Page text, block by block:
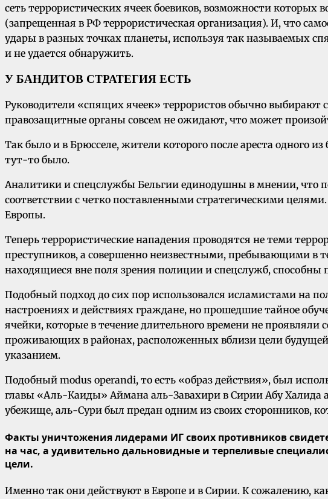
сеть террористических ячеек боевиков, возможности
(запрещенная в РФ террористическая организация). И, что
удары в разных точках планеты, используя так называемых
и не удается обнаружить.
У БАНДИТОВ СТРАТЕГИЯ ЕСТЬ
Руководители «спящих ячеек» террористов обычно выбирают
правозащитные органы совсем не ожидают, что может
Так было и в Брюсселе, жители которого после ареста одного
тут-то было.
Аналитики и спецслужбы Бельгии единодушны в мнении, что
соответствии с четко поставленными стратегическими
Европы.
Теперь террористические нападения проводятся не теми
преступников, а совершенно неизвестными, пребывающими в
находящиеся вне поля зрения полиции и спецслужб,
Подобный подход до сих пор использовался исламистами на
настроениях и действиях граждане, но прошедшие тайное
ячейки, которые в течение длительного времени не
проживающих в районах, расположенных вблизи цели
указанием.
Подобный modus operandi, то есть «образ действия», был
главы «Аль-Каиды» Аймана аль-Завахири в Сирии Абу Халида
убежище, аль-Сури был предан одним из своих сторонников,
Факты уничтожения лидерами ИГ своих противников
на час, а удивительно дальновидные и терпеливые
цели.
Именно так они действуют в Европе и в Сирии. К сожалению,